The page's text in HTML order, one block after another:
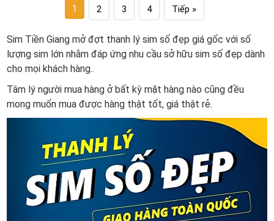
1 2 3 4 Tiếp »
Sim Tiền Giang mở đợt thanh lý sim số đẹp giá gốc với số
lượng sim lớn nhằm đáp ứng nhu cầu sở hữu sim số đẹp dành
cho mọi khách hàng..
Tâm lý người mua hàng ở bất kỳ mặt hàng nào cũng đều
mong muốn mua được hàng thật tốt, giá thật rẻ.